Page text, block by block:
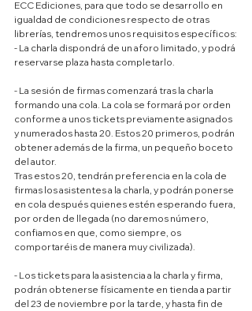
ECC Ediciones, para que todo se desarrollo en
igualdad de condiciones respecto de otras
librerías, tendremos unos requisitos específicos:
- La charla dispondrá de un aforo limitado, y podrá
reservarse plaza hasta completarlo.
- La sesión de firmas comenzará tras la charla
formando una cola. La cola se formará por orden
conforme a unos tickets previamente asignados
y numerados hasta 20. Estos 20 primeros, podrán
obtener además de la firma, un pequeño boceto
del autor.
Tras estos 20, tendrán preferencia en la cola de
firmas los asistentes a la charla, y podrán ponerse
en cola después quienes estén esperando fuera,
por orden de llegada (no daremos número,
confiamos en que, como siempre, os
comportaréis de manera muy civilizada).
- Los tickets para la asistencia a la charla y firma,
podrán obtenerse físicamente en tienda a partir
del 23 de noviembre por la tarde, y hasta fin de